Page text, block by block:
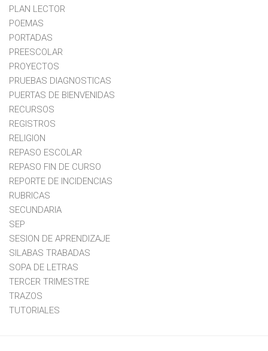
PLAN LECTOR
POEMAS
PORTADAS
PREESCOLAR
PROYECTOS
PRUEBAS DIAGNOSTICAS
PUERTAS DE BIENVENIDAS
RECURSOS
REGISTROS
RELIGION
REPASO ESCOLAR
REPASO FIN DE CURSO
REPORTE DE INCIDENCIAS
RUBRICAS
SECUNDARIA
SEP
SESION DE APRENDIZAJE
SILABAS TRABADAS
SOPA DE LETRAS
TERCER TRIMESTRE
TRAZOS
TUTORIALES